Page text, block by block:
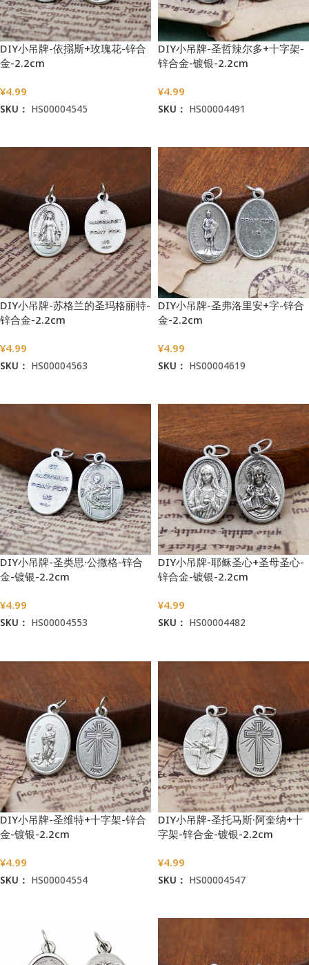
DIY小吊牌-依搦斯+玫瑰花-锌合
金-2.2cm
¥4.99
SKU： HS00004545
DIY小吊牌-圣哲辣尔多+十字架-
锌合金-镀银-2.2cm
¥4.99
SKU： HS00004491
DIY小吊牌-苏格兰的圣玛格丽特-
锌合金-2.2cm
¥4.99
SKU： HS00004563
DIY小吊牌-圣弗洛里安+字-锌合
金-2.2cm
¥4.99
SKU： HS00004619
DIY小吊牌-圣类思·公撒格-锌合
金-镀银-2.2cm
¥4.99
SKU： HS00004553
DIY小吊牌-耶稣圣心+圣母圣心-
锌合金-镀银-2.2cm
¥4.99
SKU： HS00004482
DIY小吊牌-圣维特+十字架-锌合
金-镀银-2.2cm
¥4.99
SKU： HS00004554
DIY小吊牌-圣托马斯·阿奎纳+十
字架-锌合金-镀银-2.2cm
¥4.99
SKU： HS00004547